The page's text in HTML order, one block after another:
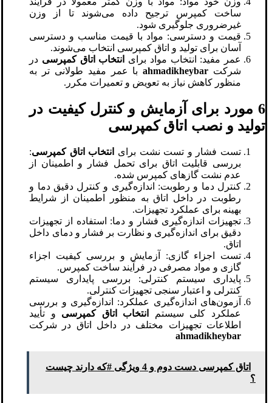
ساخت کمپرس ترجیح داده می‌شوند تا از وزن
غیرضروری جلوگیری شود.
قیمت و دسترسی: مواد با قیمت مناسب و دسترسی
آسان برای تولید و اتاق کمپرسی انتخاب می‌شوند.
عمر مفید: انتخاب مواد برای
انتخاب اتاق کمپرسی در
شرکت ahmadikheybarبا عمر مفید طولانی تر به
منظور کاهش نیاز به تعویض و تعمیرات مکرر.
6 مورد برای آزمایش و کنترل کیفیت در
تولید و نصب اتاق کمپرسی
تست فشار و تست نشت برای انتخاب اتاق کمپرسی:
بررسی قابلیت اتاق برای تحمل فشار و اطمینان از
عدم نشت گازهای کمپرس شده.
کنترل دما و رطوبت: اندازه‌گیری و کنترل دقیق دما و
رطوبت در داخل اتاق به منظور اطمینان از شرایط
بهینه برای عملکرد تجهیزات.
تجهیزات اندازه‌گیری فشار و دما: استفاده از تجهیزات
دقیق برای اندازه‌گیری و نظارت بر فشار و دمای داخل
اتاق.
تست اجزاء گازی: آزمایش و بررسی کیفیت اجزاء
گازی و مواد مصرفی در فرآیند ساخت کمپرس.
پایداری سیستم کنترلی: بررسی پایداری سیستم
کنترلی و اعتبار سنجی تجهیزات کنترلی.
آزمون‌های اندازه‌گیری عملکرد: اندازه‌گیری و بررسی
عملکرد کلی سیستم
انتخاب اتاق کمپرسی و تأیید
اطلاعات تجهیزات مختلف در داخل اتاق در شرکت
ahmadikheybar
اتاق کمپرسی دست دوم و 4 ویژگی #که دارند چیست
؟